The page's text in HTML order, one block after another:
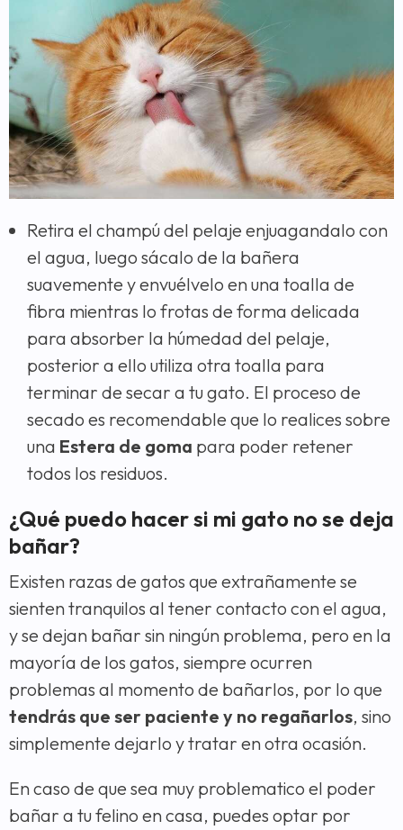
Retira el champú del pelaje enjuagandalo con
el agua, luego sácalo de la bañera
suavemente y envuélvelo en una toalla de
fibra mientras lo frotas de forma delicada
para absorber la húmedad del pelaje,
posterior a ello utiliza otra toalla para
terminar de secar a tu gato. El proceso de
secado es recomendable que lo realices sobre
una Estera de goma para poder retener
todos los residuos.
¿Qué puedo hacer si mi gato no se deja
bañar?
Existen razas de gatos que extrañamente se
sienten tranquilos al tener contacto con el agua,
y se dejan bañar sin ningún problema, pero en la
mayoría de los gatos, siempre ocurren
problemas al momento de bañarlos, por lo que
tendrás que ser paciente y no regañarlos, sino
simplemente dejarlo y tratar en otra ocasión.
En caso de que sea muy problematico el poder
bañar a tu felino en casa, puedes optar por